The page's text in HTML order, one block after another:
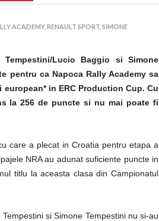
ACADEMY, RENAULT SPORT, SIMONE
Lucio Baggio si Simone
pentru ca Napoca Rally Academy sa
in ERC Production Cup. Cu
la 256 de puncte si nu mai poate fi
care a plecat in Croatia pentru etapa a
NRA au adunat suficiente puncte in
titlu la aceasta clasa din Campionatul
si Simone Tempestini nu si-au